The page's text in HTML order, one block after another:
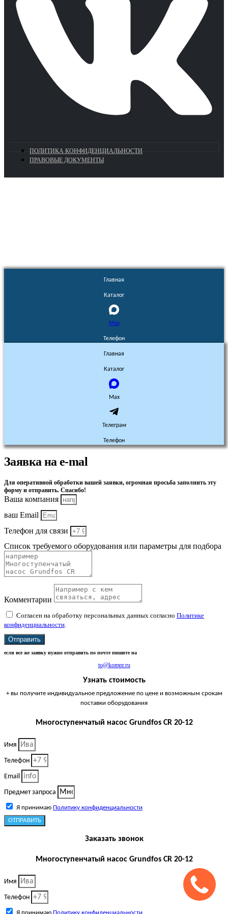
ПОЛИТИКА КОНФИДЕНЦИАЛЬНОСТИ
ПРАВОВЫЕ ДОКУМЕНТЫ
Главная
Каталог
Max
Телефон
Главная
Каталог
Max
Телеграм
Телефон
Заявка на e-mal
Для оперативной обработки вашей заявки, огромная просьба заполнить эту
форму и отправить. Спасибо!
Ваша компания
ваш Email
Телефон для связи
Список требуемого оборудования или параметры для подбора
Комментарии
Согласен на обработку персональных данных согласно Политике
конфиденциальности.
Отправить
если все же заявку нужно отправить по почте пишите на
to@kompr.ru
Узнать стоимость
+ вы получите индивидуальное предложение по цене и возможным срокам
поставки оборудования
Многоступенчатый насос Grundfos CR 20-12
Имя
Телефон
Email
Предмет запроса
Я принимаю Политику конфиденциальности
ОТПРАВИТЬ
Заказать звонок
Многоступенчатый насос Grundfos CR 20-12
Имя
Телефон